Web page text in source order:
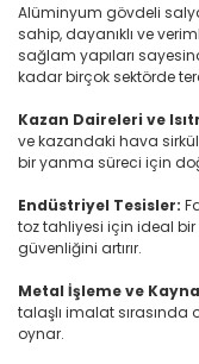
Alüminyum gövdeli
sahip, dayanıklı ve
sağlam yapıları
kadar birçok sektörde
Kazan Daireleri ve
ve kazandaki hava
bir yanma süreci için
Endüstriyel Tesisler:
toz tahliyesi için ideal bir
güvenliğini artırır.
Metal İşleme ve
talaşlı imalat
oynar.